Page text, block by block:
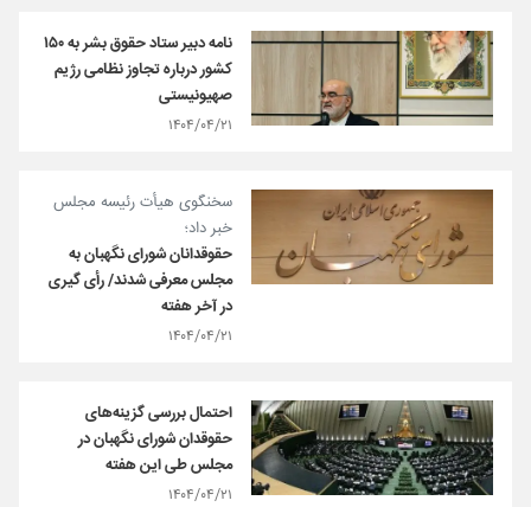
نامه دبیر ستاد حقوق بشر به ۱۵۰
کشور درباره تجاوز نظامی رژیم
صهیونیستی
۱۴۰۴/۰۴/۲۱
سخنگوی هیأت رئیسه مجلس
خبر داد؛
حقوقدانان شورای نگهبان به
مجلس معرفی شدند/ رأی گیری
در آخر هفته
۱۴۰۴/۰۴/۲۱
احتمال بررسی گزینه‌های
حقوقدان شورای نگهبان در
مجلس طی این هفته
۱۴۰۴/۰۴/۲۱